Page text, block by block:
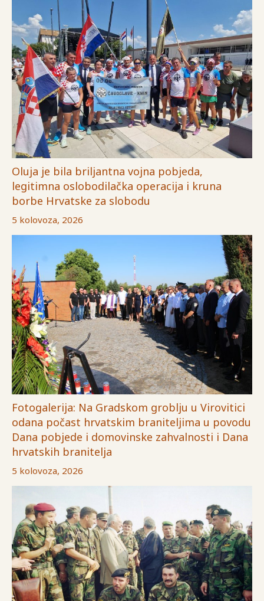
Oluja je bila briljantna vojna pobjeda,
legitimna oslobodilačka operacija i kruna
borbe Hrvatske za slobodu
5 kolovoza, 2026
Fotogalerija: Na Gradskom groblju u Virovitici
odana počast hrvatskim braniteljima u povodu
Dana pobjede i domovinske zahvalnosti i Dana
hrvatskih branitelja
5 kolovoza, 2026